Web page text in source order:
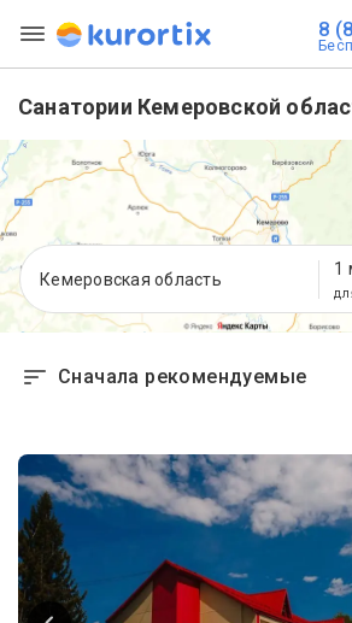
8
Санатории Кемеровской
Кемеровская область
1
Сначала рекомендуемые